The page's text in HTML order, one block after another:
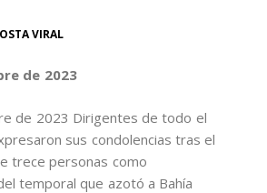
VIRAL
de 2023
de 2023 Dirigentes de todo el
sus condolencias tras el
trece personas como
temporal que azotó a Bahía